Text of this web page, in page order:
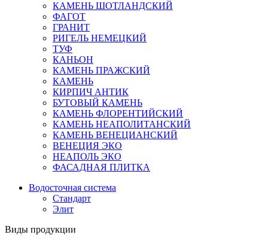
КАМЕНЬ ШОТЛАНДСКИЙ
ФАГОТ
ГРАНИТ
РИГЕЛЬ НЕМЕЦКИЙ
ТУФ
КАНЬОН
КАМЕНЬ ПРАЖСКИЙ
КАМЕНЬ
КИРПИЧ АНТИК
БУТОВЫЙ КАМЕНЬ
КАМЕНЬ ФЛОРЕНТИЙСКИЙ
КАМЕНЬ НЕАПОЛИТАНСКИЙ
КАМЕНЬ ВЕНЕЦИАНСКИЙ
ВЕНЕЦИЯ ЭКО
НЕАПОЛЬ ЭКО
ФАСАДНАЯ ПЛИТКА
Водосточная система
Стандарт
Элит
Виды продукции